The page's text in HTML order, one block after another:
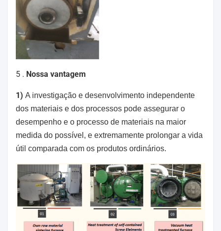
5 . Nossa vantagem
1) A investigação e desenvolvimento independente
dos materiais e dos processos pode assegurar o
desempenho e o processo de materiais na maior
medida do possível, e extremamente prolongar a vida
útil comparada com os produtos ordinários.